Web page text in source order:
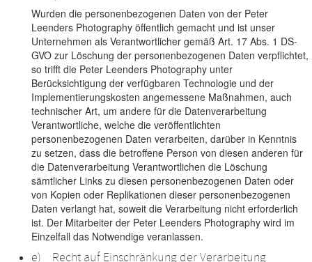
Wurden die personenbezogenen Daten von der Peter
Leenders Photography öffentlich gemacht und ist unser
Unternehmen als Verantwortlicher gemäß Art. 17 Abs. 1 DS-
GVO zur Löschung der personenbezogenen Daten verpflichtet,
so trifft die Peter Leenders Photography unter
Berücksichtigung der verfügbaren Technologie und der
Implementierungskosten angemessene Maßnahmen, auch
technischer Art, um andere für die Datenverarbeitung
Verantwortliche, welche die veröffentlichten
personenbezogenen Daten verarbeiten, darüber in Kenntnis
zu setzen, dass die betroffene Person von diesen anderen für
die Datenverarbeitung Verantwortlichen die Löschung
sämtlicher Links zu diesen personenbezogenen Daten oder
von Kopien oder Replikationen dieser personenbezogenen
Daten verlangt hat, soweit die Verarbeitung nicht erforderlich
ist. Der Mitarbeiter der Peter Leenders Photography wird im
Einzelfall das Notwendige veranlassen.
e) Recht auf Einschränkung der Verarbeitung